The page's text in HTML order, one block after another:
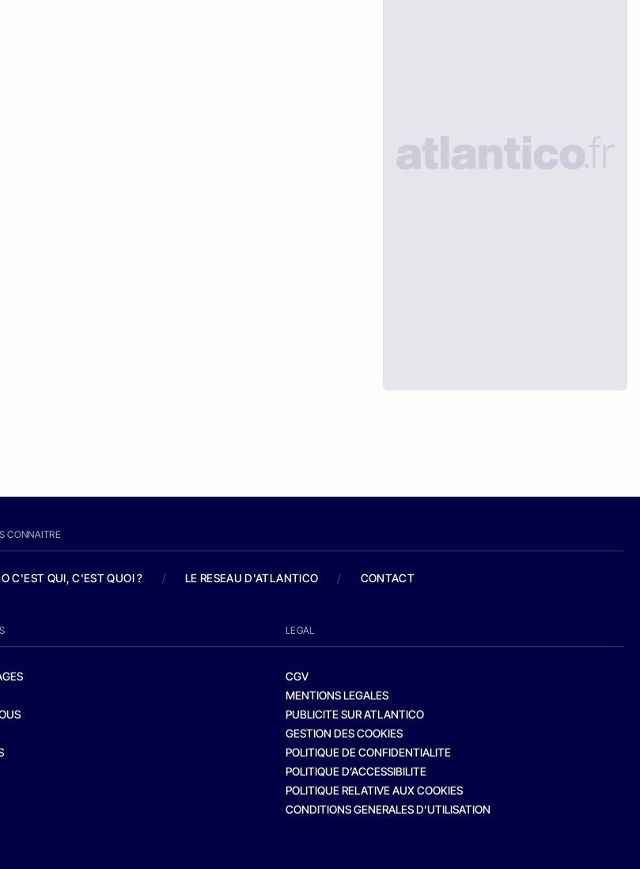
CONNAITRE
C'EST QUI, C'EST QUOI ? / LE RESEAU D'ATLANTICO / CONTACT
LEGAL
CGV
MENTIONS LEGALES
PUBLICITE SUR ATLANTICO
GESTION DES COOKIES
POLITIQUE DE CONFIDENTIALITE
POLITIQUE D’ACCESSIBILITE
POLITIQUE RELATIVE AUX COOKIES
CONDITIONS GENERALES D’UTILISATION